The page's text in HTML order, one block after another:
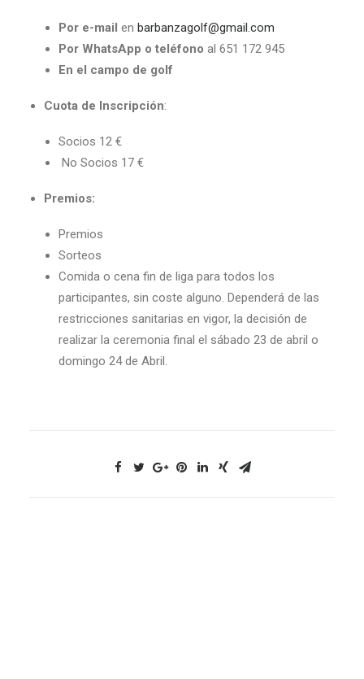
Por e-mail en barbanzagolf@gmail.com
Por WhatsApp o teléfono al 651 172 945
En el campo de golf
Cuota de Inscripción:
Socios 12 €
No Socios 17 €
Premios:
Premios
Sorteos
Comida o cena fin de liga para todos los
participantes, sin coste alguno. Dependerá de las
restricciones sanitarias en vigor, la decisión de
realizar la ceremonia final el sábado 23 de abril o
domingo 24 de Abril.